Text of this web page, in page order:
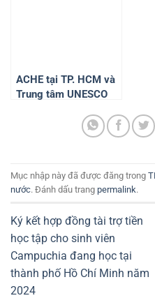
ACHE tại TP. HCM và
Trung tâm UNESCO
truyền thông tổ chức
Họp mặt Kỷ niệm 63
Ninh
Mục nhập này đã được đăng trong
nước. Đánh dấu trang permalink.
Ký kết hợp đồng tài trợ tiền
học tập cho sinh viên
Campuchia đang học tại
thành phố Hồ Chí Minh năm
2024